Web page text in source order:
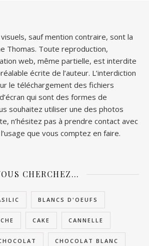
sauf mention contraire, sont la
Thomas. Toute reproduction,
web, même partielle, est interdite
écrite de l’auteur. L’interdiction
le téléchargement des fichiers
qui sont des formes de
souhaitez utiliser une des photos
n’hésitez pas à prendre contact avec
que vous comptez en faire.
CHERCHEZ…
BLANCS D'OEUFS
CAKE CANNELLE
CHOCOLAT BLANC